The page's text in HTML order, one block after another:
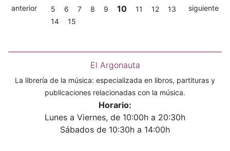
anterior 5 6 7 8 9 10 11 12
13
14
15
siguiente
El Argonauta
La librería de la música: especializada en libros, partituras y
publicaciones relacionadas con la música.
Horario:
Lunes a Viernes, de 10:00h a 20:30h
Sábados de 10:30h a 14:00h